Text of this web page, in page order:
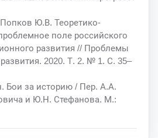
Ю.В. Теоретико-
поле российского
развития // Проблемы
2020. Т. 2. № 1. С. 35‒
Бои за историю / Пер. А.А.
и Ю.Н. Стефанова. М.: